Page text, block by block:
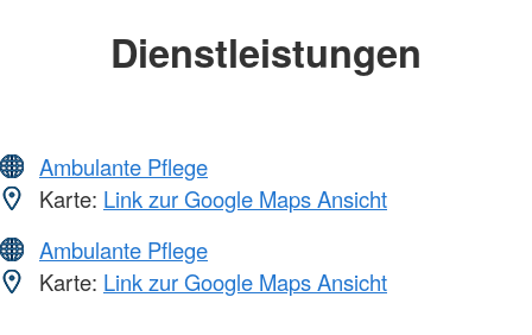
Dienstleistungen
Ambulante Pflege
Karte: Link zur Google Maps Ansicht
Ambulante Pflege
Karte: Link zur Google Maps Ansicht